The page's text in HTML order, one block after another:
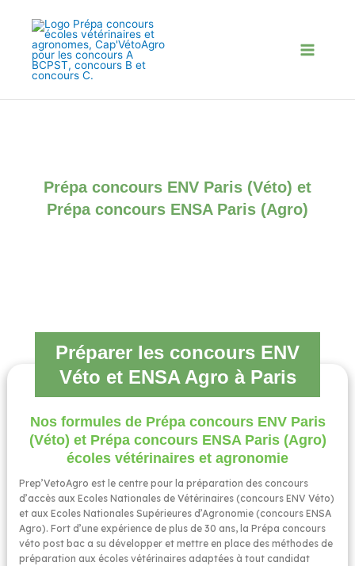
contenu
Prépa concours ENV Paris (Véto) et
Prépa concours ENSA Paris (Agro)​
Préparer les concours ENV
Véto et ENSA Agro à Paris
Nos formules de Prépa concours ENV Paris
(Véto) et Prépa concours ENSA Paris (Agro)​
écoles vétérinaires et agronomie
Prep’VetoAgro est le centre pour la préparation des concours
d’accès aux Ecoles Nationales de Vétérinaires (concours ENV Véto)
et aux Ecoles Nationales Supérieures d’Agronomie (concours ENSA
Agro). Fort d’une expérience de plus de 30 ans, la Prépa concours
véto post bac a su développer et mettre en place des méthodes de
préparation aux écoles vétérinaires adaptées à tout candidat